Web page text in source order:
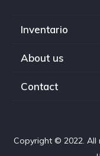
Inventario
About us
Contact
Copyright © 2022. All